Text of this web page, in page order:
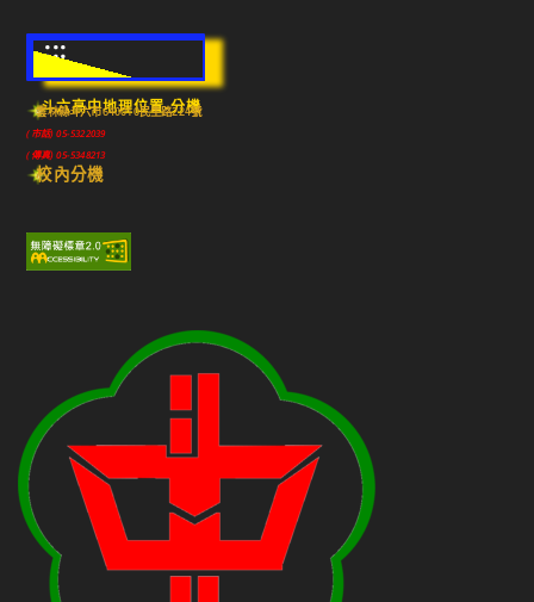
:::
斗六高中地理位置-分機
雲林縣斗六市640010民生路224號
(市話) 05-5322039
(傳真) 05-5348213
校內分機